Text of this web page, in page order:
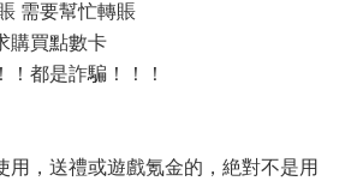
需要幫忙轉賬
購買點數卡
都是詐騙！！！
用，送禮或遊戲氪金的，絶對不是用